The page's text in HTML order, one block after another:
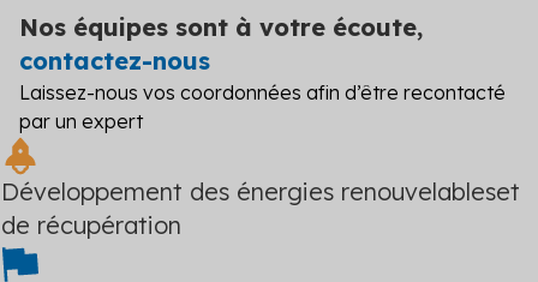
Nos équipes sont à votre écoute,
contactez-nous
Laissez-nous vos coordonnées afin d’être recontacté
par un expert
Développement des énergies renouvelableset
de récupération